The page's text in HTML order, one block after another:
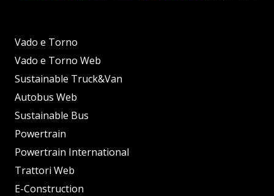
Vado e Torno
Vado e Torno Web
Sustainable Truck&Van
Autobus Web
Sustainable Bus
Powertrain
Powertrain International
Trattori Web
E-Construction